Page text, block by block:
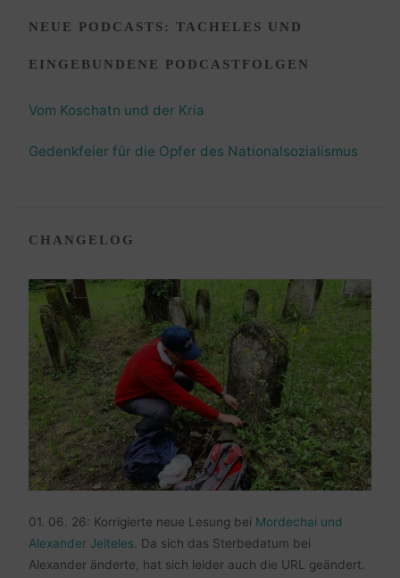
NEUE PODCASTS: TACHELES UND
EINGEBUNDENE PODCASTFOLGEN
Vom Koschatn und der Kria
Gedenkfeier für die Opfer des Nationalsozialismus
CHANGELOG
01. 06. 26: Korrigierte neue Lesung bei Mordechai und
Alexander Jeiteles . Da sich das Sterbedatum bei
Alexander änderte, hat sich leider auch die URL geändert.